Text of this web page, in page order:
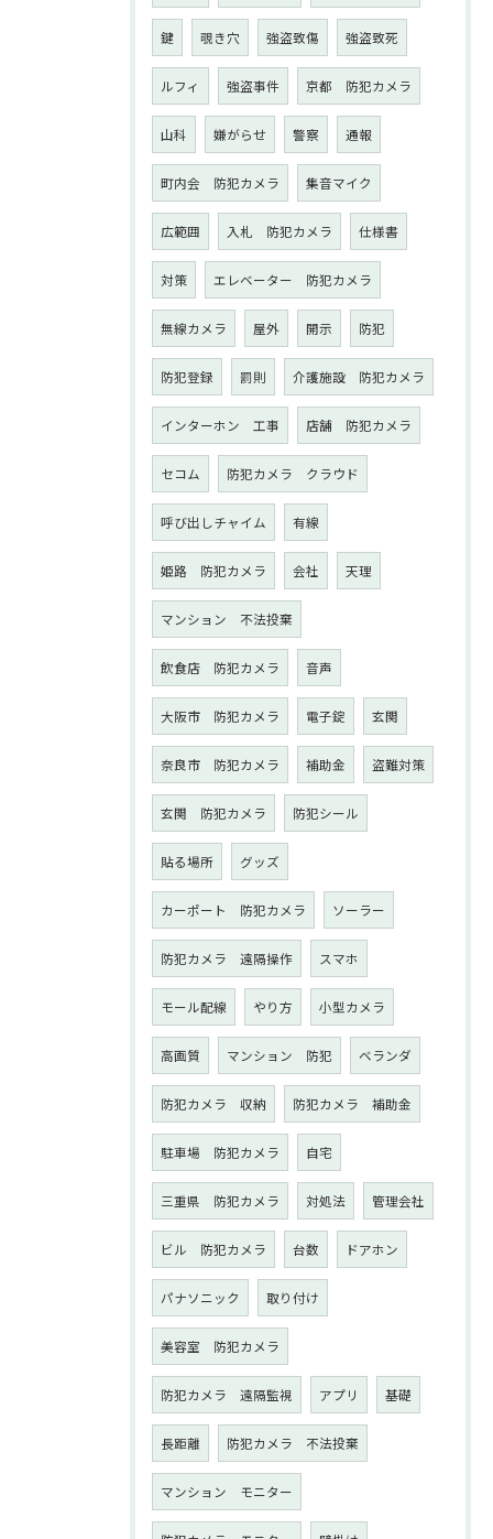
鍵 覗き穴 強盗致傷 強盗致死
ルフィ 強盗事件 京都 防犯カメラ
山科 嫌がらせ 警察 通報
町内会 防犯カメラ 集音マイク
広範囲 入札 防犯カメラ 仕様書
対策 エレベーター 防犯カメラ
無線カメラ 屋外 開示 防犯
防犯登録 罰則 介護施設 防犯カメラ
インターホン 工事 店舗 防犯カメラ
セコム 防犯カメラ クラウド
呼び出しチャイム 有線
姫路 防犯カメラ 会社 天理
マンション 不法投棄
飲食店 防犯カメラ 音声
大阪市 防犯カメラ 電子錠 玄関
奈良市 防犯カメラ 補助金 盗難対策
玄関 防犯カメラ 防犯シール
貼る場所 グッズ
カーポート 防犯カメラ ソーラー
防犯カメラ 遠隔操作 スマホ
モール配線 やり方 小型カメラ
高画質 マンション 防犯 ベランダ
防犯カメラ 収納 防犯カメラ 補助金
駐車場 防犯カメラ 自宅
三重県 防犯カメラ 対処法 管理会社
ビル 防犯カメラ 台数 ドアホン
パナソニック 取り付け
美容室 防犯カメラ
防犯カメラ 遠隔監視 アプリ 基礎
長距離 防犯カメラ 不法投棄
マンション モニター